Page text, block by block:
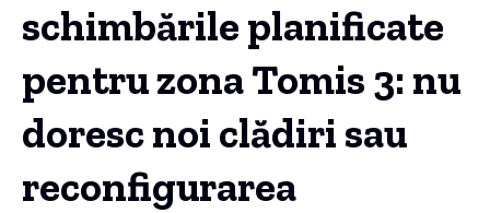
schimbările planificate
pentru zona Tomis 3: nu
doresc noi clădiri sau
reconfigurarea